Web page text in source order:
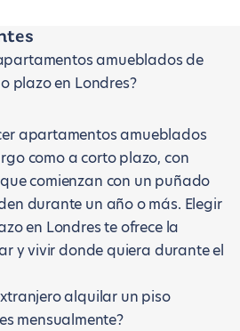
amueblados de
plazo en Londres?
apartamentos amueblados
como a corto plazo, con
comienzan con un puñado
durante un año o más. Elegir
en Londres te ofrece la
y vivir donde quiera durante el
alquilar un piso
mensualmente?